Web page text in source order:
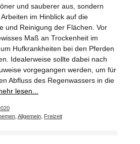
und sauberer aus, sondern
im Hinblick auf die
und Reinigung der Flächen. Vor
Maß an Trockenheit im
Hufkrankheiten bei den Pferden
Idealerweise sollte dabei nach
vorgegangen werden, um für
Abfluss des Regenwassers in die
lesen...
, Allgemein, Freizeit